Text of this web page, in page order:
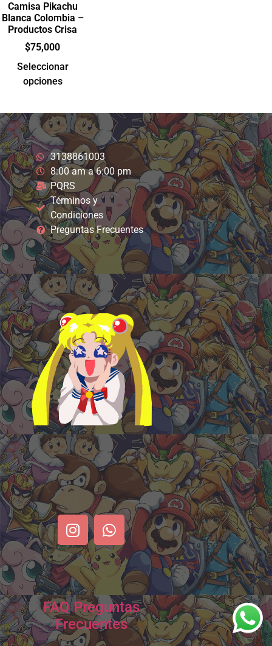
Camisa Pikachu
Blanca Colombia –
Productos Crisa
$75,000
Seleccionar
opciones
3138861003
8:00 am a 6:00 pm
PQRS
Términos y
Condiciones
Preguntas Frecuentes
FAQ Preguntas
Frecuentes